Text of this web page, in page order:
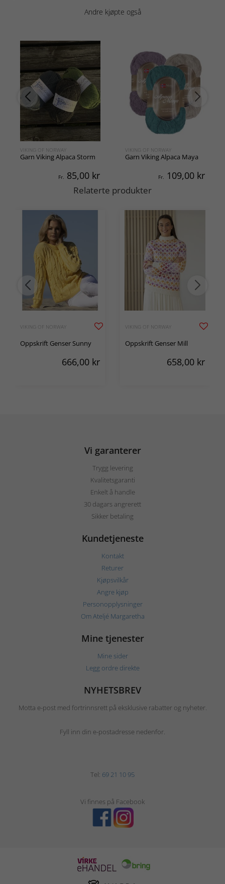
Andre kjøpte også
VIKING OF NORWAY
Garn Viking Alpaca Storm
Fr. 85,00 kr
VIKING OF NORWAY
Garn Viking Alpaca Maya
Fr. 109,00 kr
Relaterte produkter
VIKING OF NORWAY
Oppskrift Genser Sunny
666,00 kr
VIKING OF NORWAY
Oppskrift Genser Mill
658,00 kr
Vi garanterer
Trygg levering
Kvalitetsgaranti
Enkelt å handle
30 dagars angrerett
Sikker betaling
Kundetjeneste
Kontakt
Returer
Kjøpsvilkår
Angre kjøp
Personopplysninger
Om Ateljé Margaretha
Mine tjenester
Mine sider
Legg ordre direkte
NYHETSBREV
Motta e-post med fortrinnsrett på eksklusive rabatter og nyheter.
Fyll inn din e-postadresse nedenfor.
Tel: 69 21 10 95
Vi finnes på Facebook